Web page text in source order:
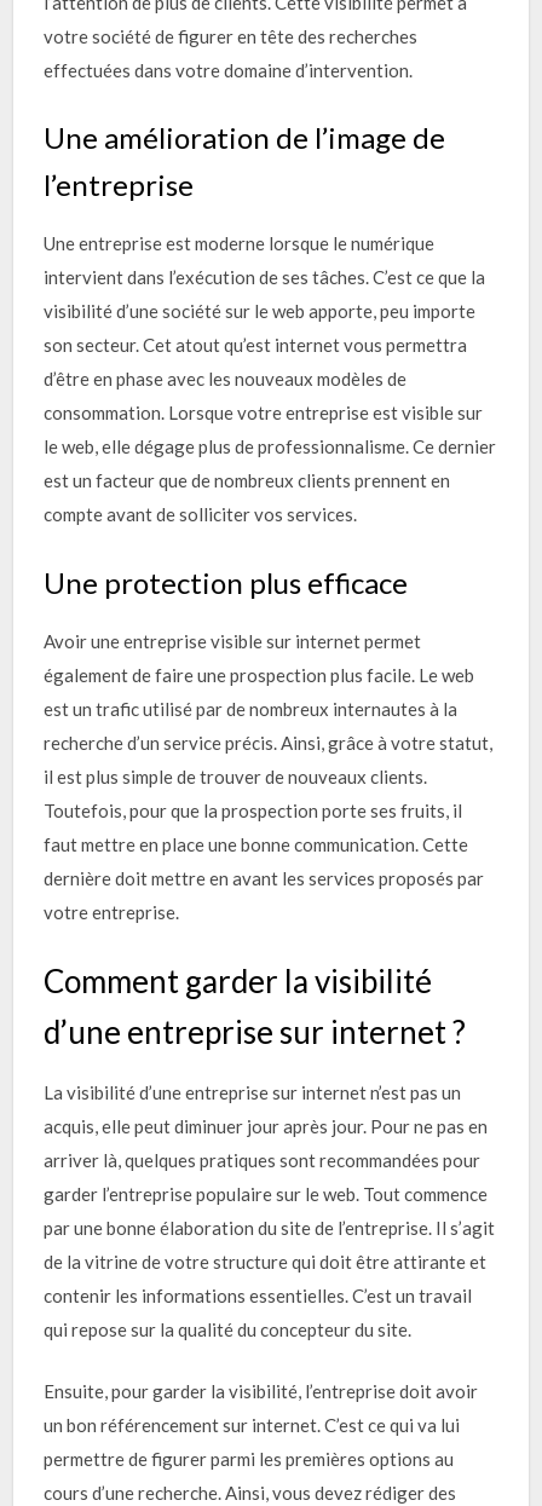
votre société de figurer en tête des recherches
effectuées dans votre domaine d’intervention.
Une amélioration de l’image de
l’entreprise
Une entreprise est moderne lorsque le numérique
intervient dans l’exécution de ses tâches. C’est ce que la
visibilité d’une société sur le web apporte, peu importe
son secteur. Cet atout qu’est internet vous permettra
d’être en phase avec les nouveaux modèles de
consommation. Lorsque votre entreprise est visible sur
le web, elle dégage plus de professionnalisme. Ce dernier
est un facteur que de nombreux clients prennent en
compte avant de solliciter vos services.
Une protection plus efficace
Avoir une entreprise visible sur internet permet
également de faire une prospection plus facile. Le web
est un trafic utilisé par de nombreux internautes à la
recherche d’un service précis. Ainsi, grâce à votre statut,
il est plus simple de trouver de nouveaux clients.
Toutefois, pour que la prospection porte ses fruits, il
faut mettre en place une bonne communication. Cette
dernière doit mettre en avant les services proposés par
votre entreprise.
Comment garder la visibilité
d’une entreprise sur internet ?
La visibilité d’une entreprise sur internet n’est pas un
acquis, elle peut diminuer jour après jour. Pour ne pas en
arriver là, quelques pratiques sont recommandées pour
garder l’entreprise populaire sur le web. Tout commence
par une bonne élaboration du site de l’entreprise. Il s’agit
de la vitrine de votre structure qui doit être attirante et
contenir les informations essentielles. C’est un travail
qui repose sur la qualité du concepteur du site.
Ensuite, pour garder la visibilité, l’entreprise doit avoir
un bon référencement sur internet. C’est ce qui va lui
permettre de figurer parmi les premières options au
cours d’une recherche. Ainsi, vous devez rédiger des